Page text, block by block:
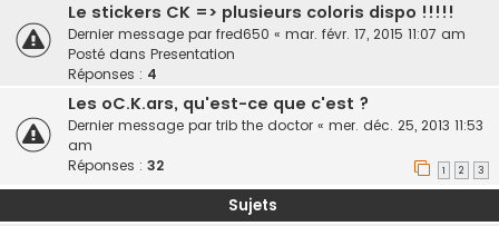
Le stickers CK => plusieurs coloris dispo !!!!!
Dernier message par fred650 « mar. févr. 17, 2015 11:07 am
Posté dans Presentation
Réponses : 4
Les oC.K.ars, qu'est-ce que c'est ?
Dernier message par trib the doctor « mer. déc. 25, 2013 11:53
am
Réponses : 32 1 2 3
Sujets